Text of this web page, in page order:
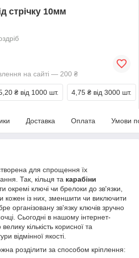
стрічку 10мм
на сайті — 200 ₴
₴ від 1000 шт. 4,75 ₴ від 3000 шт.
Доставка Оплата Умови
для спрощення їх
Так, кільця та карабіни
окремі ключі чи брелоки до зв'язки,
кожен із них, зменшити чи виключити
організовану зв'язку ключів зручно
Сьогодні в нашому інтернет-
кількість корисної та
відмінної якості.
розділити за способом кріплення: